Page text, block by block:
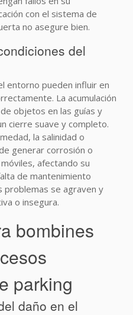
con el sistema de
no asegure bien.
del
entorno pueden influir en
La acumulación
objetos en las guías y
cierre suave y completo.
la salinidad o
generar corrosión o
afectando su
de mantenimiento
se agraven y
o insegura.
bombines
parking
daño en el